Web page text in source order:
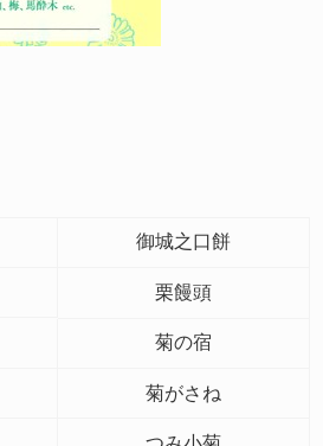
御城之口餅
栗饅頭
菊の宿
菊がさね